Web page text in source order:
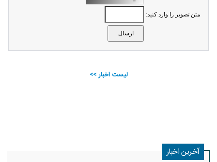
متن تصویر را وارد کنید:
لیست اخبار >>
آخرین اخبار